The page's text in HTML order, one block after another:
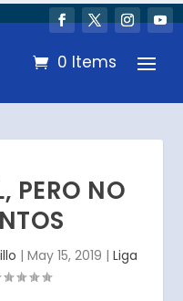
0 Items
PERO NO
| May 15, 2019 | Liga